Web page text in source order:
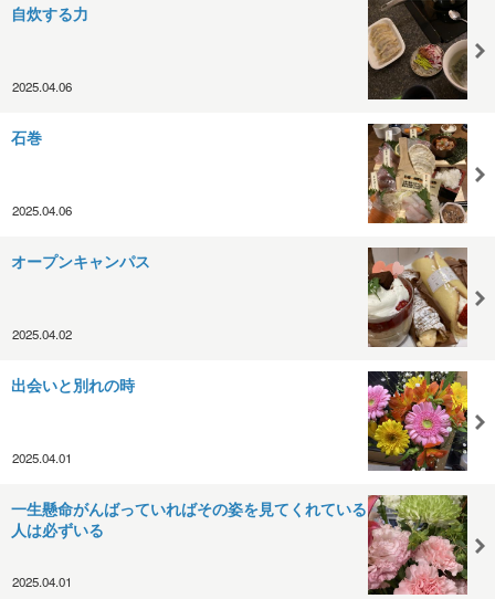
自炊する力
2025.04.06
石巻
2025.04.06
オープンキャンパス
2025.04.02
出会いと別れの時
2025.04.01
一生懸命がんばっていればその姿を見てくれている
人は必ずいる
2025.04.01